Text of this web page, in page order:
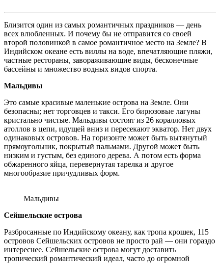
Близится один из самых романтичных праздников — день
всех влюбленных. И почему бы не отправится со своей
второй половинкой в самое романтичное место на Земле? В
Индийском океане есть виллы на воде, впечатляющие пляжи,
частные рестораны, завораживающие виды, бесконечные
бассейны и множество водных видов спорта.
Мальдивы
Это самые красивые маленькие острова на Земле. Они
безопасны; нет торговцев и такси. Его бирюзовые лагуны
кристально чистые. Мальдивы состоят из 26 коралловых
атоллов в цепи, идущей вниз и пересекают экватор. Нет двух
одинаковых островов. На горизонте может быть вытянутый
прямоугольник, покрытый пальмами. Другой может быть
низким и густым, без единого дерева. А потом есть форма
обжаренного яйца, перевернутая тарелка и другое
многообразие причудливых форм.
Мальдивы
Сейшельские острова
Разбросанные по Индийскому океану, как тропа крошек, 115
островов Сейшельских островов не просто рай — они гораздо
интереснее. Сейшельские острова могут доставить
тропический романтический идеал, часто до огромной